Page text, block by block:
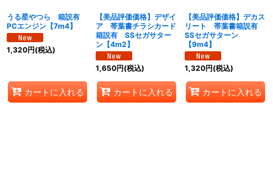
うる星やつら 箱説有
PCエンジン【7m4】
1,320円(税込)
カートに入れる
【美品評価価格】デザイ
ア 帯葉書チラシカード
箱説有 SSセガサター
ン【4m2】
1,650円(税込)
カートに入れる
【美品評価価格】デカス
リート 帯葉書箱説有
SSセガサターン
【9m4】
1,320円(税込)
カートに入れる